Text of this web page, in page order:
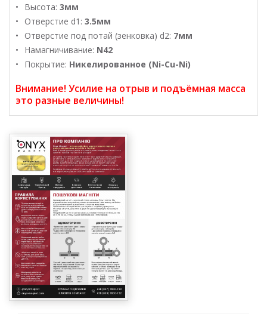
Высота: 3мм
Отверстие d1: 3.5мм
Отверстие под потай (зенковка) d2: 7мм
Намагничивание: N42
Покрытие: Никелированное (Ni-Cu-Ni)
Внимание! Усилие на отрыв и подъёмная масса
это разные величины!